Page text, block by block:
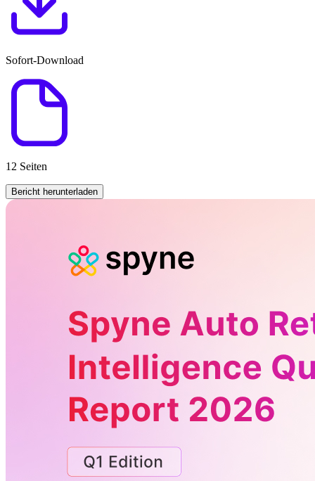
Sofort-Download
12 Seiten
Bericht herunterladen